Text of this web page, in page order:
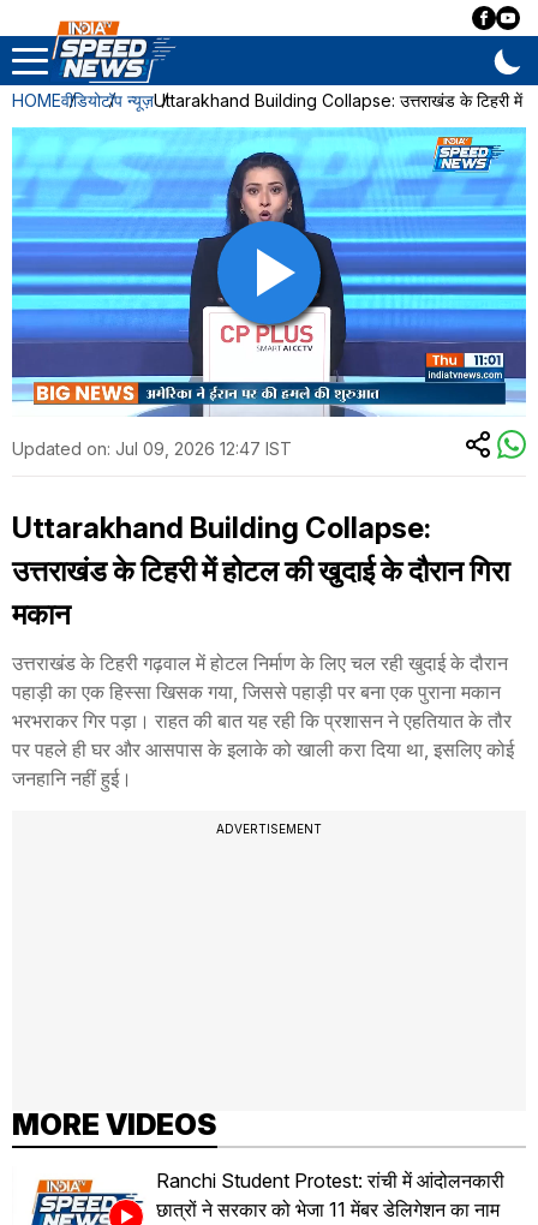
HOMEवीडियोटॉप न्यूज़Uttarakhand Building Collapse: उत्तराखंड के टिहरी में
Updated on: Jul 09, 2026 12:47 IST
Uttarakhand Building Collapse:
उत्तराखंड के टिहरी में होटल की खुदाई के दौरान गिरा
मकान
उत्तराखंड के टिहरी गढ़वाल में होटल निर्माण के लिए चल रही खुदाई के दौरान
पहाड़ी का एक हिस्सा खिसक गया, जिससे पहाड़ी पर बना एक पुराना मकान
भरभराकर गिर पड़ा। राहत की बात यह रही कि प्रशासन ने एहतियात के तौर
पर पहले ही घर और आसपास के इलाके को खाली करा दिया था, इसलिए कोई
जनहानि नहीं हुई।
ADVERTISEMENT
MORE VIDEOS
Ranchi Student Protest: रांची में आंदोलनकारी
छात्रों ने सरकार को भेजा 11 मेंबर डेलिगेशन का नाम